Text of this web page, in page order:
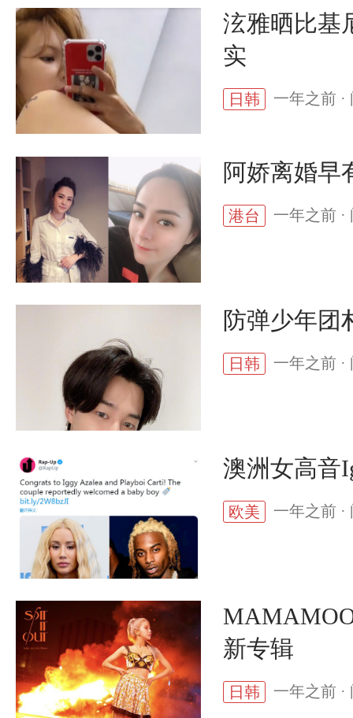
泫雅晒比基
实
日韩 一年之前 ·
阿娇离婚早
港台 一年之前 ·
防弹少年团
日韩 一年之前 ·
澳洲女高音
欧美 一年之前 ·
新专辑
日韩 一年之前 ·